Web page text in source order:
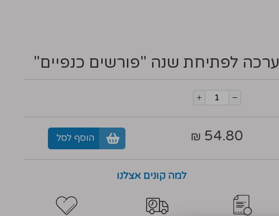
ערכה לפתיחת שנה "פורשים כנפיים"
54.80
₪ הוסף לסל
למה קונים אצלנו